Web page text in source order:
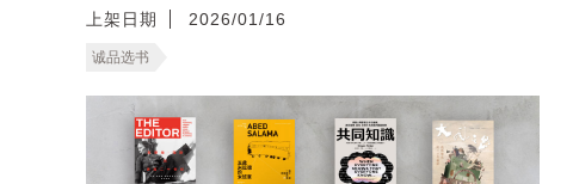
上架日期 2026/01/16
诚品选书